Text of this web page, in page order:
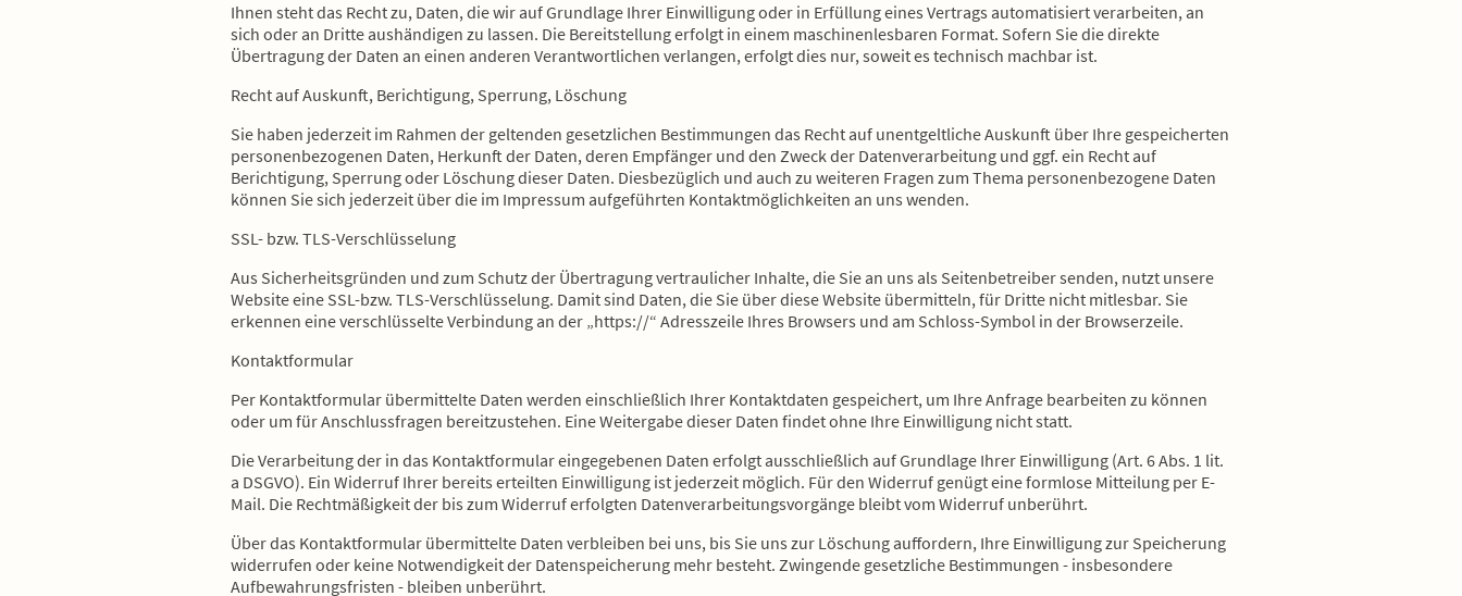
Ihnen steht das Recht zu, Daten, die wir auf Grundlage Ihrer Einwilligung oder in Erfüllung eines Vertrags automatisiert verarbeiten, an
sich oder an Dritte aushändigen zu lassen. Die Bereitstellung erfolgt in einem maschinenlesbaren Format. Sofern Sie die direkte
Übertragung der Daten an einen anderen Verantwortlichen verlangen, erfolgt dies nur, soweit es technisch machbar ist.
Recht auf Auskunft, Berichtigung, Sperrung, Löschung
Sie haben jederzeit im Rahmen der geltenden gesetzlichen Bestimmungen das Recht auf unentgeltliche Auskunft über Ihre gespeicherten
personenbezogenen Daten, Herkunft der Daten, deren Empfänger und den Zweck der Datenverarbeitung und ggf. ein Recht auf
Berichtigung, Sperrung oder Löschung dieser Daten. Diesbezüglich und auch zu weiteren Fragen zum Thema personenbezogene Daten
können Sie sich jederzeit über die im Impressum aufgeführten Kontaktmöglichkeiten an uns wenden.
SSL- bzw. TLS-Verschlüsselung
Aus Sicherheitsgründen und zum Schutz der Übertragung vertraulicher Inhalte, die Sie an uns als Seitenbetreiber senden, nutzt unsere
Website eine SSL-bzw. TLS-Verschlüsselung. Damit sind Daten, die Sie über diese Website übermitteln, für Dritte nicht mitlesbar. Sie
erkennen eine verschlüsselte Verbindung an der „https://“ Adresszeile Ihres Browsers und am Schloss-Symbol in der Browserzeile.
Kontaktformular
Per Kontaktformular übermittelte Daten werden einschließlich Ihrer Kontaktdaten gespeichert, um Ihre Anfrage bearbeiten zu können
oder um für Anschlussfragen bereitzustehen. Eine Weitergabe dieser Daten findet ohne Ihre Einwilligung nicht statt.
Die Verarbeitung der in das Kontaktformular eingegebenen Daten erfolgt ausschließlich auf Grundlage Ihrer Einwilligung (Art. 6 Abs. 1 lit.
a DSGVO). Ein Widerruf Ihrer bereits erteilten Einwilligung ist jederzeit möglich. Für den Widerruf genügt eine formlose Mitteilung per E-
Mail. Die Rechtmäßigkeit der bis zum Widerruf erfolgten Datenverarbeitungsvorgänge bleibt vom Widerruf unberührt.
Über das Kontaktformular übermittelte Daten verbleiben bei uns, bis Sie uns zur Löschung auffordern, Ihre Einwilligung zur Speicherung
widerrufen oder keine Notwendigkeit der Datenspeicherung mehr besteht. Zwingende gesetzliche Bestimmungen - insbesondere
Aufbewahrungsfristen - bleiben unberührt.